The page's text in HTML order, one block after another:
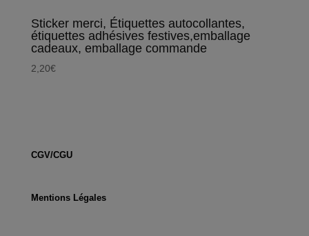
Sticker merci, Étiquettes autocollantes,
étiquettes adhésives festives,emballage
cadeaux, emballage commande
2,20€
CGV/CGU
Mentions Légales